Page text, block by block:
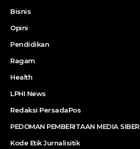
Bisnis
Opini
Pendidikan
Ragam
Health
LPHI News
Redaksi PersadaPos
PEDOMAN PEMBERITAAN MEDIA SIBER
Kode Etik Jurnalisitik